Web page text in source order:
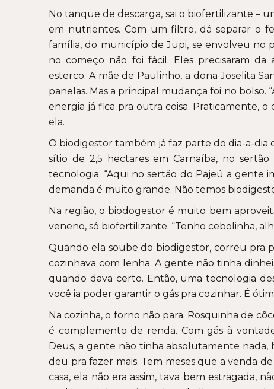
No tanque de descarga, sai o biofertilizante –
em nutrientes. Com um filtro, dá separar o
família, do município de Jupi, se envolveu no
no começo não foi fácil. Eles precisaram
esterco. A mãe de Paulinho, a dona Joselita
panelas. Mas a principal mudança foi no bolso.
energia já fica pra outra coisa. Praticamente,
ela.
O biodigestor também já faz parte do dia-a-dia
sítio de 2,5 hectares em Carnaíba, no
tecnologia. “Aqui no sertão do Pajeú a gente
demanda é muito grande. Não temos
Na região, o biodogestor é muito bem
veneno, só biofertilizante. “Tenho cebolinha,
Quando ela soube do biodigestor, correu pra
cozinhava com lenha. A gente não tinha
quando dava certo. Então, uma tecnologia
você ia poder garantir o gás pra cozinhar. É
Na cozinha, o forno não para. Rosquinha de
é complemento de renda. Com gás à
Deus, a gente não tinha absolutamente nada,
deu pra fazer mais. Tem meses que a venda
casa, ela não era assim, tava bem estragada,